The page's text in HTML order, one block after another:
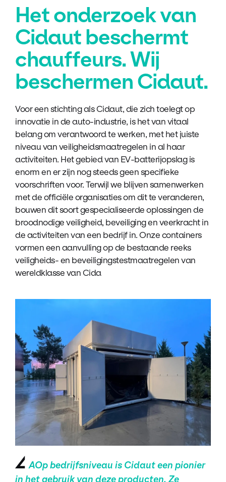
Het onderzoek van
Cidaut beschermt
chauffeurs. Wij
beschermen Cidaut.
Voor een stichting als Cidaut, die zich toelegt op
innovatie in de auto-industrie, is het van vitaal
belang om verantwoord te werken, met het juiste
niveau van veiligheidsmaatregelen in al haar
activiteiten. Het gebied van EV-batterijopslag is
enorm en er zijn nog steeds geen specifieke
voorschriften voor. Terwijl we blijven samenwerken
met de officiële organisaties om dit te veranderen,
bouwen dit soort gespecialiseerde oplossingen de
broodnodige veiligheid, beveiliging en veerkracht in
de activiteiten van een bedrijf in. Onze containers
vormen een aanvulling op de bestaande reeks
veiligheids- en beveiligingstestmaatregelen van
wereldklasse van Cida
AOp bedrijfsniveau is Cidaut een pionier
in het gebruik van deze producten. Ze